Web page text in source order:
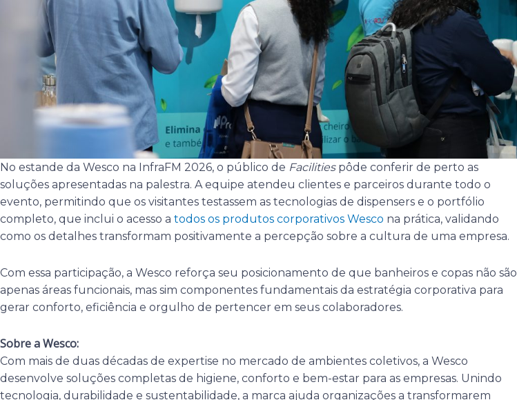
No estande da Wesco na InfraFM 2026, o público de Facilitiespôde conferir de perto as
soluções apresentadas na palestra. A equipe atendeu clientes e parceiros durante todo o
evento, permitindo que os visitantes testassem as tecnologias de dispensers e o portfólio
completo, que inclui o acesso a todos os produtos corporativos Wesco na prática, validando
como os detalhes transformam positivamente a percepção sobre a cultura de uma empresa.
Com essa participação, a Wesco reforça seu posicionamento de que banheiros e copas não são
apenas áreas funcionais, mas sim componentes fundamentais da estratégia corporativa para
gerar conforto, eficiência e orgulho de pertencer em seus colaboradores.
Sobre a Wesco:
Com mais de duas décadas de expertise no mercado de ambientes coletivos, a Wesco
desenvolve soluções completas de higiene, conforto e bem-estar para as empresas. Unindo
tecnologia, durabilidade e sustentabilidade, a marca ajuda organizações a transformarem